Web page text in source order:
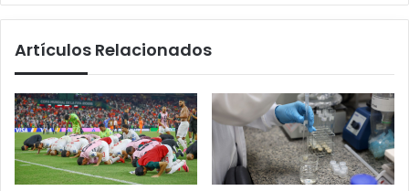
Artículos Relacionados